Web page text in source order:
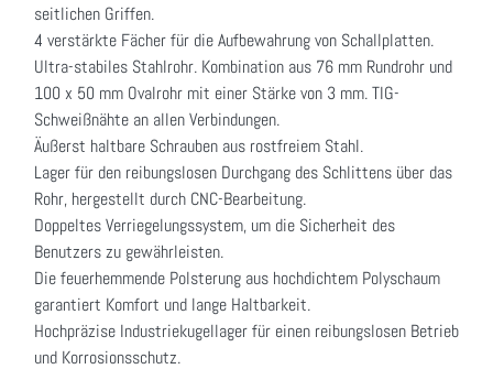
seitlichen Griffen.
4 verstärkte Fächer für die Aufbewahrung von Schallplatten.
Ultra-stabiles Stahlrohr. Kombination aus 76 mm Rundrohr und
100 x 50 mm Ovalrohr mit einer Stärke von 3 mm. TIG-
Schweißnähte an allen Verbindungen.
Äußerst haltbare Schrauben aus rostfreiem Stahl.
Lager für den reibungslosen Durchgang des Schlittens über das
Rohr, hergestellt durch CNC-Bearbeitung.
Doppeltes Verriegelungssystem, um die Sicherheit des
Benutzers zu gewährleisten.
Die feuerhemmende Polsterung aus hochdichtem Polyschaum
garantiert Komfort und lange Haltbarkeit.
Hochpräzise Industriekugellager für einen reibungslosen Betrieb
und Korrosionsschutz.